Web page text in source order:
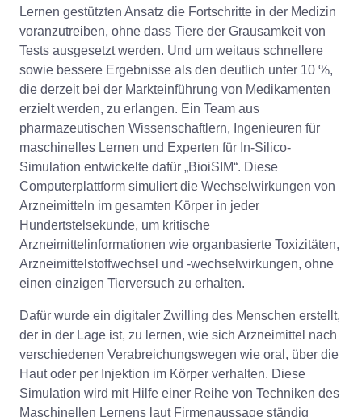
Lernen gestützten Ansatz die Fortschritte in der Medizin
voranzutreiben, ohne dass Tiere der Grausamkeit von
Tests ausgesetzt werden. Und um weitaus schnellere
sowie bessere Ergebnisse als den deutlich unter 10 %,
die derzeit bei der Markteinführung von Medikamenten
erzielt werden, zu erlangen. Ein Team aus
pharmazeutischen Wissenschaftlern, Ingenieuren für
maschinelles Lernen und Experten für In-Silico-
Simulation entwickelte dafür „BioiSIM“. Diese
Computerplattform simuliert die Wechselwirkungen von
Arzneimitteln im gesamten Körper in jeder
Hundertstelsekunde, um kritische
Arzneimittelinformationen wie organbasierte Toxizitäten,
Arzneimittelstoffwechsel und -wechselwirkungen, ohne
einen einzigen Tierversuch zu erhalten.
Dafür wurde ein digitaler Zwilling des Menschen erstellt,
der in der Lage ist, zu lernen, wie sich Arzneimittel nach
verschiedenen Verabreichungswegen wie oral, über die
Haut oder per Injektion im Körper verhalten. Diese
Simulation wird mit Hilfe einer Reihe von Techniken des
Maschinellen Lernens laut Firmenaussage ständig